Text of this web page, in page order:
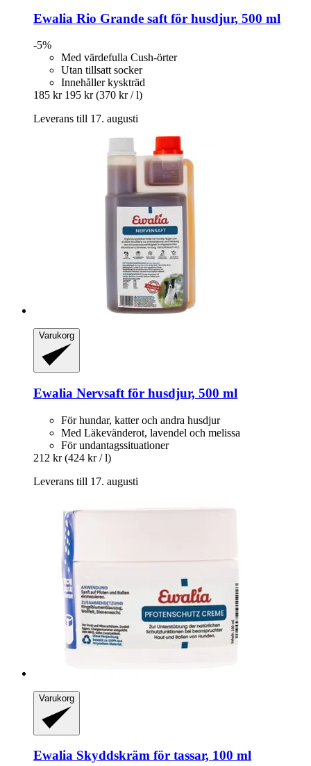
Ewalia Rio Grande saft för husdjur, 500 ml
-5%
Med värdefulla Cush-örter
Utan tillsatt socker
Innehåller kyskträd
185 kr 195 kr (370 kr / l)
Leverans till 17. augusti
Varukorg
Ewalia Nervsaft för husdjur, 500 ml
För hundar, katter och andra husdjur
Med Läkevänderot, lavendel och melissa
För undantagssituationer
212 kr (424 kr / l)
Leverans till 17. augusti
Varukorg
Ewalia Skyddskräm för tassar, 100 ml